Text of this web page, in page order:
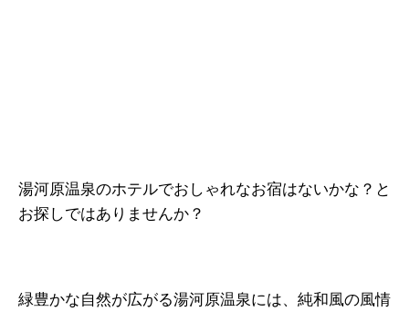
湯河原温泉のホテルでおしゃれなお宿はないかな？と
お探しではありませんか？
緑豊かな自然が広がる湯河原温泉には、純和風の風情